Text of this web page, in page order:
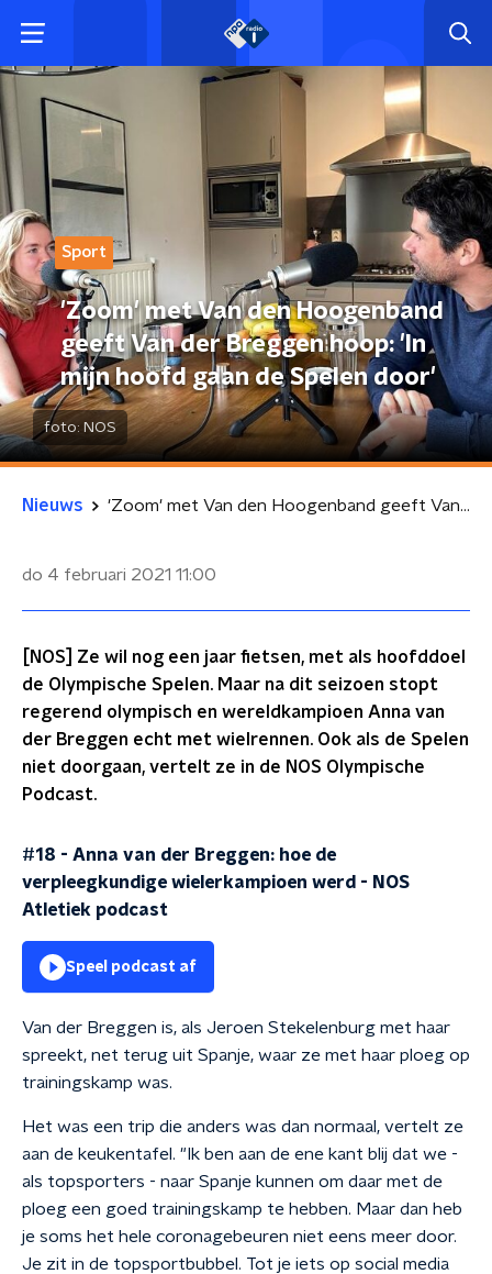
Sport
'Zoom' met Van den Hoogenband
geeft Van der Breggen hoop: 'In
mijn hoofd gaan de Spelen door'
foto: NOS
Nieuws 'Zoom' met Van den Hoogenband geeft Van der Breggen hoop: 'In mijn hoofd gaan de Spelen door'
do 4 februari 2021 11:00
[NOS] Ze wil nog een jaar fietsen, met als hoofddoel
de Olympische Spelen. Maar na dit seizoen stopt
regerend olympisch en wereldkampioen Anna van
der Breggen echt met wielrennen. Ook als de Spelen
niet doorgaan, vertelt ze in de NOS Olympische
Podcast.
#18 - Anna van der Breggen: hoe de
verpleegkundige wielerkampioen werd - NOS
Atletiek podcast
Speel podcast af
Van der Breggen is, als Jeroen Stekelenburg met haar
spreekt, net terug uit Spanje, waar ze met haar ploeg op
trainingskamp was.
Het was een trip die anders was dan normaal, vertelt ze
aan de keukentafel. "Ik ben aan de ene kant blij dat we -
als topsporters - naar Spanje kunnen om daar met de
ploeg een goed trainingskamp te hebben. Maar dan heb
je soms het hele coronagebeuren niet eens meer door.
Je zit in de topsportbubbel. Tot je iets op social media